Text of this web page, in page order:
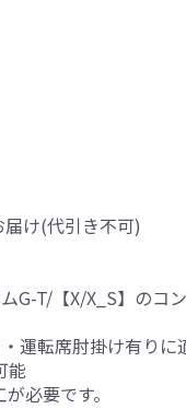
け(代引き不可)
G-T/【X/X_S】の
運転席肘掛け有りに
能
必要です。